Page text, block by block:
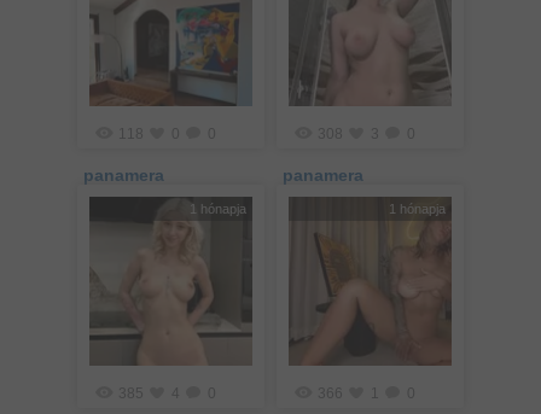
panamera
308 3
panamera
1 hónapja
385
1 hónapja
366